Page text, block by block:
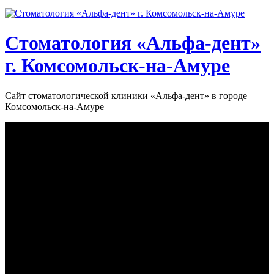
Стоматология «‎Альфа-дент»‎
г. Комсомольск-на-Амуре
Сайт стоматологической клиники «‎Альфа-дент» в городе
Комсомольск-на-Амуре